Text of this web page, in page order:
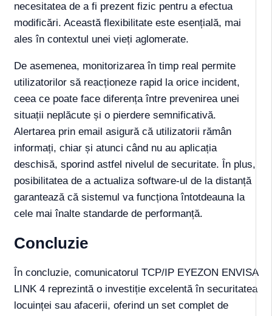
necesitatea de a fi prezent fizic pentru a efectua
modificări. Această flexibilitate este esențială, mai
ales în contextul unei vieți aglomerate.
De asemenea, monitorizarea în timp real permite
utilizatorilor să reacționeze rapid la orice incident,
ceea ce poate face diferența între prevenirea unei
situații neplăcute și o pierdere semnificativă.
Alertarea prin email asigură că utilizatorii rămân
informați, chiar și atunci când nu au aplicația
deschisă, sporind astfel nivelul de securitate. În plus,
posibilitatea de a actualiza software-ul de la distanță
garantează că sistemul va funcționa întotdeauna la
cele mai înalte standarde de performanță.
Concluzie
În concluzie, comunicatorul TCP/IP EYEZON ENVISA
LINK 4 reprezintă o investiție excelentă în securitatea
locuinței sau afacerii, oferind un set complet de